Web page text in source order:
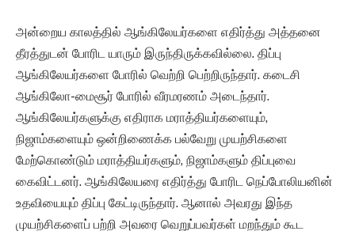
அன்றைய காலத்தில் ஆங்கிலேயர்களை எதிர்த்து அத்தனை
தீரத்துடன் போரிட யாரும் இருந்திருக்கவில்லை. திப்பு
ஆங்கிலேயர்களை போரில் வெற்றி பெற்றிருந்தார். கடைசி
ஆங்கிலோ-மைசூர் போரில் வீரமரணம் அடைந்தார்.
ஆங்கிலேயர்களுக்கு எதிராக மராத்தியர்களையும்,
நிஜாம்களையும் ஒன்றிணைக்க பல்வேறு முயற்சிகளை
மேற்கொண்டும் மராத்தியர்களும், நிஜாம்களும் திப்புவை
கைவிட்டனர். ஆங்கிலேயரை எதிர்த்து போரிட நெப்போலியனின்
உதவியையும் திப்பு கேட்டிருந்தார். ஆனால் அவரது இந்த
முயற்சிகளைப் பற்றி அவரை வெறுப்பவர்கள் மறந்தும் கூட